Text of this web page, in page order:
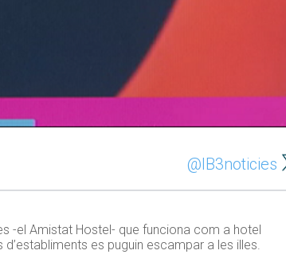
@IB3noticies
-el Amistat Hostel- que funciona com a hotel
es puguin escampar a les illes.